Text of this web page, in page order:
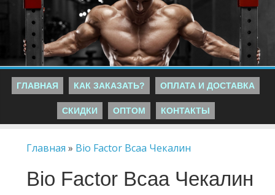
ГЛАВНАЯ КАК ЗАКАЗАТЬ? ОПЛАТА И ДОСТАВКА
СКИДКИ ОПТОМ КОНТАКТЫ
Главная » Bio Factor Bcaa Чекалин
Bio Factor Bcaa Чекалин